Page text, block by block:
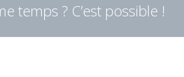
temps ? C’est possible !